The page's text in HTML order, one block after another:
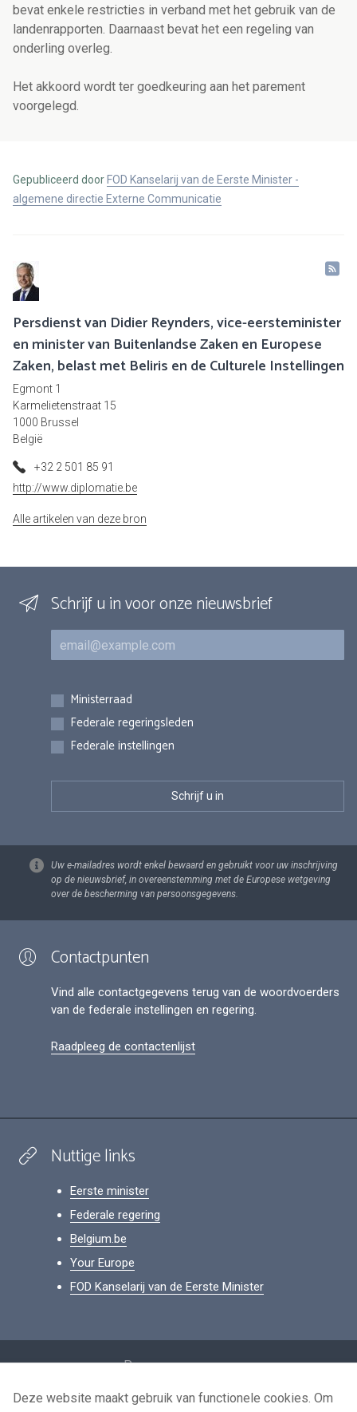
bevat enkele restricties in verband met het gebruik van de
landenrapporten. Daarnaast bevat het een regeling van
onderling overleg.
Het akkoord wordt ter goedkeuring aan het parement
voorgelegd.
Gepubliceerd door FOD Kanselarij van de Eerste Minister -
algemene directie Externe Communicatie
Persdienst van Didier Reynders, vice-eersteminister
en minister van Buitenlandse Zaken en Europese
Zaken, belast met Beliris en de Culturele Instellingen
Egmont 1
Karmelietenstraat 15
1000 Brussel
België
+32 2 501 85 91
http://www.diplomatie.be
Alle artikelen van deze bron
Schrijf u in voor onze nieuwsbrief
E-mail
Inschrijvingen
Ministerraad
Federale regeringsleden
Federale instellingen
Uw e-mailadres wordt enkel bewaard en gebruikt voor uw inschrijving
op de nieuwsbrief, in overeenstemming met de Europese wetgeving
over de bescherming van persoonsgegevens.
Contactpunten
Vind alle contactgegevens terug van de woordvoerders
van de federale instellingen en regering.
Raadpleeg de contactenlijst
Nuttige links
Eerste minister
Federale regering
Belgium.be
Your Europe
FOD Kanselarij van de Eerste Minister
Persoonsgegevens
Voorwaarden voor het hergebruik
Deze website maakt gebruik van functionele cookies. Om